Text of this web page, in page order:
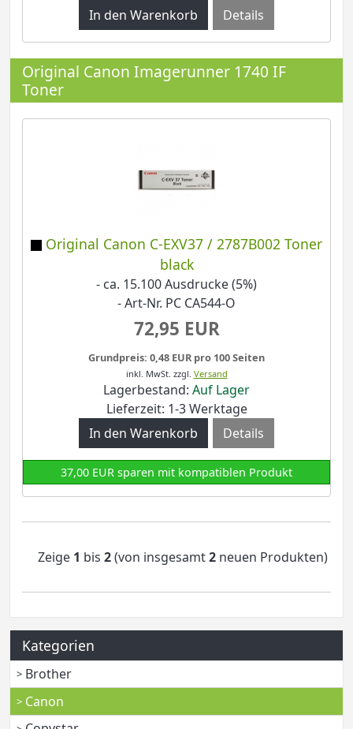
Details
Original Canon Imagerunner 1740 IF
Toner
Original Canon C-EXV37 / 2787B002 Toner
black
- ca. 15.100 Ausdrucke (5%)
- Art-Nr. PC CA544-O
72,95 EUR
Grundpreis: 0,48 EUR pro 100 Seiten
inkl. MwSt. zzgl. Versand
Lagerbestand: Auf Lager
Lieferzeit: 1-3 Werktage
Details
37,00 EUR sparen mit kompatiblen Produkt
Zeige 1 bis 2(von insgesamt2 neuen Produkten)
Kategorien
Brother
Canon